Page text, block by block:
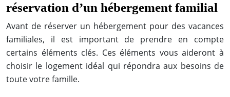
réservation d’un hébergement familial
Avant de réserver un hébergement pour des vacances
familiales, il est important de prendre en compte
certains éléments clés. Ces éléments vous aideront à
choisir le logement idéal qui répondra aux besoins de
toute votre famille.